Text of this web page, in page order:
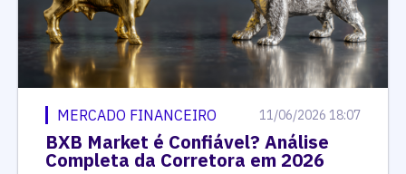
MERCADO FINANCEIRO 11/06/2026 18:07
BXB Market é Confiável? Análise
Completa da Corretora em 2026